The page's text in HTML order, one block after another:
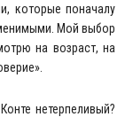
которые поначалу
Мой выбор
на возраст, на
нетерпеливый?